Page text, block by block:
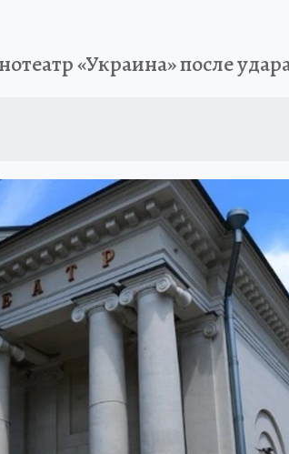
«Украина» после